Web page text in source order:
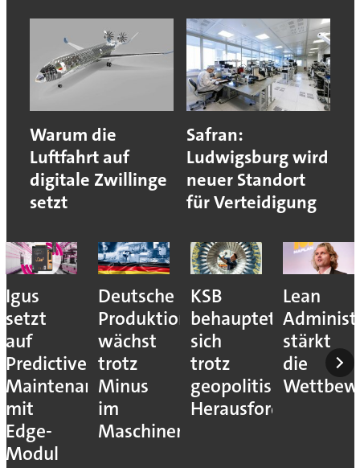
Warum die
Luftfahrt auf
digitale Zwillinge
setzt
Safran:
Ludwigsburg wird
neuer Standort
für Verteidigung
Igus
setzt
auf
Predictive
Maintenance
mit
Edge-
Modul
Deutsche
Produktion
wächst
trotz
Minus
im
Maschinenbau
KSB
behauptet
sich
trotz
geopolitischer
Herausforderungen
Lean
stärkt
die